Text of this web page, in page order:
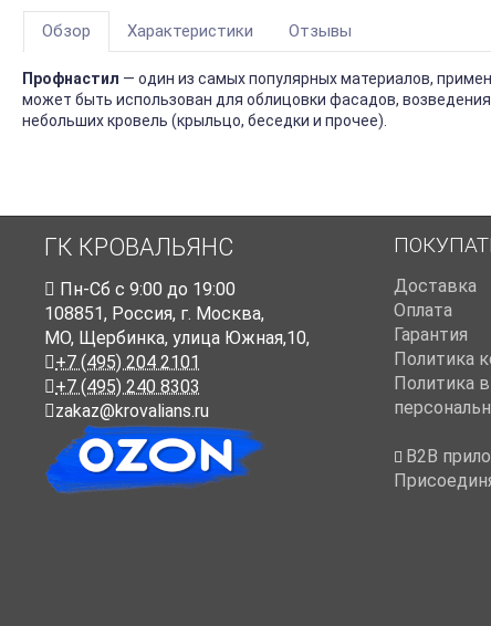
Обзор Характеристики Отзывы
Профнастил — один из самых популярных материалов,
может быть использован для облицовки фасадов,
небольших кровель (крыльцо, беседки и прочее).
ГК КРОВАЛЬЯНС
Пн-Cб с 9:00 до 19:00
108851, Россия, г. Москва,
МО, Щербинка, улица Южная,10,
+7 (495) 204 2101
+7 (495) 240 8303
zakaz@krovalians.ru
Доставка
Оплата
Гарантия
Политика
Политика
B2B